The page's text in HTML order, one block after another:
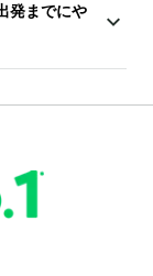
発までにや